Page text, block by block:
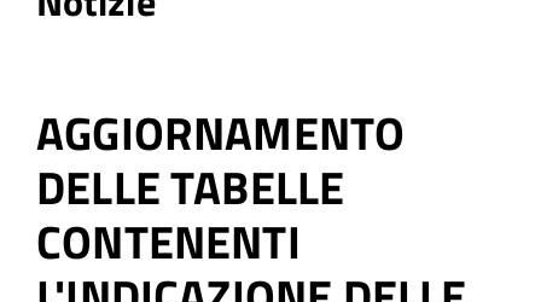
AGGIORNAMENTO
DELLE TABELLE
CONTENENTI